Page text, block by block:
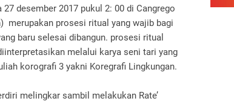
desember 2017 pukul 2: 00 di Cangrego
merupakan prosesi ritual yang wajib bagi
baru selesai dibangun. prosesi ritual
melalui karya seni tari yang
korografi 3 yakni Koregrafi Lingkungan.
melingkar sambil melakukan Rate’